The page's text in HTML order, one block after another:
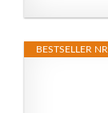
BESTSELLER